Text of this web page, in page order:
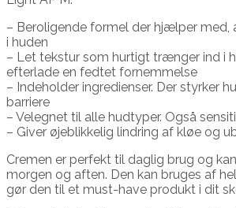
– Beroligende formel der hjælper med,
i huden
– Let tekstur som hurtigt trænger ind i
efterlade en fedtet fornemmelse
– Indeholder ingredienser. Der styrker
barriere
– Velegnet til alle hudtyper. Også
– Giver øjeblikkelig lindring af kløe og
Cremen er perfekt til daglig brug og
morgen og aften. Den kan bruges af
gør den til et must-have produkt i dit